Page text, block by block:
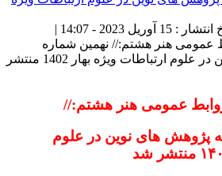
عمومی هنر هشتم:// نهمین شماره
فصلنامه پژوهش های نوین در علوم ارتباطات ویژه بهار 1402 منتشر
روابط عمومی هنر هشتم://
پژوهش های نوین در علوم